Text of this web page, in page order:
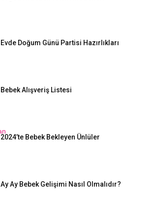
Evde Doğum Günü Partisi Hazırlıkları
Bebek Alışveriş Listesi
2024’te Bebek Bekleyen Ünlüler
Ay Ay Bebek Gelişimi Nasıl Olmalıdır?